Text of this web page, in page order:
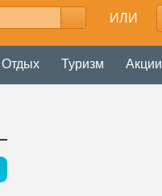
ИЛИ
Отдых Туризм Акции